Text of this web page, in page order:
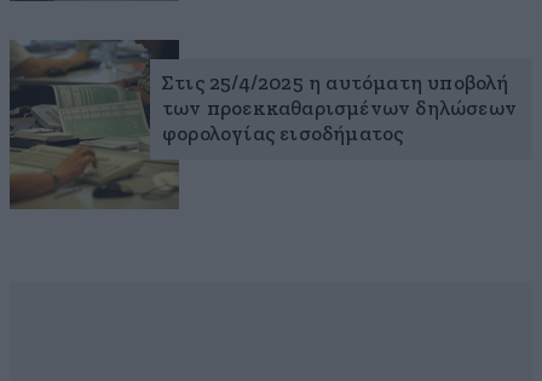
Στις 25/4/2025 η αυτόματη υποβολή
των προεκκαθαρισμένων δηλώσεων
φορολογίας εισοδήματος